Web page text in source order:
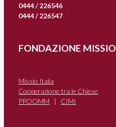
0444 / 226546
0444 / 226547
FONDAZIONE MISSIO
Missio Italia
Cooperazione tra le Chiese
PPOOMM | CIMI